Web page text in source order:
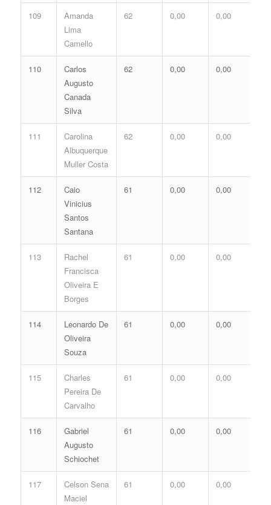
109
Amanda
Lima
Camello
62 0,00 0,00
110
Carlos
Augusto
Canada
Silva
62 0,00 0,00
111
Carolina
Albuquerque
Muller Costa
62 0,00 0,00
112
Caio
Vinicius
Santos
Santana
61 0,00 0,00
113
Rachel
Francisca
Oliveira E
Borges
61 0,00 0,00
114
Leonardo De
Oliveira
Souza
61 0,00 0,00
115
Charles
Pereira De
Carvalho
61 0,00 0,00
116
Gabriel
Augusto
Schiochet
61 0,00 0,00
117
Celson Sena
Maciel
61 0,00 0,00